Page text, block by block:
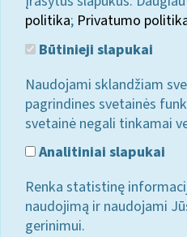
politika; Privatumo
Būtinieji slapukai
Naudojami sklandžiam
pagrindines svetainės
svetainė negali tinkamai
Analitiniai slapukai
Renka statistinę
naudojimą ir naudojami
gerinimui.